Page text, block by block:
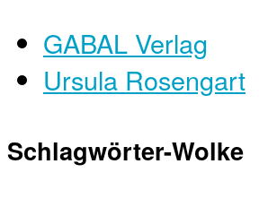
GABAL Verlag
Ursula Rosengart
Schlagwörter-Wolke